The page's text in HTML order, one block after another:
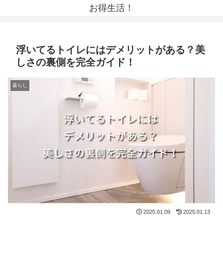
お得生活！
浮いてるトイレにはデメリットがある？美
しさの裏側を完全ガイド！
暮らし
2025.01.09 2025.01.13